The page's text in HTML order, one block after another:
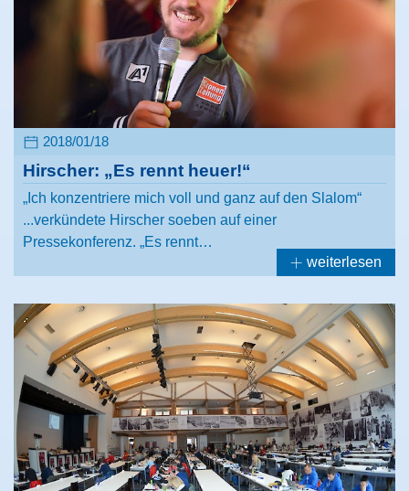
2018/01/18
Hirscher: „Es rennt heuer!“
„Ich konzentriere mich voll und ganz auf den Slalom“
...verkündete Hirscher soeben auf einer
Pressekonferenz. „Es rennt…
weiterlesen